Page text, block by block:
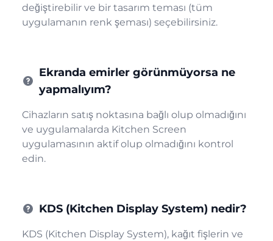
değiştirebilir ve bir tasarım teması (tüm
uygulamanın renk şeması) seçebilirsiniz.
Ekranda emirler görünmüyorsa ne
yapmalıyım?
Cihazların satış noktasına bağlı olup olmadığını
ve uygulamalarda Kitchen Screen
uygulamasının aktif olup olmadığını kontrol
edin.
KDS (Kitchen Display System) nedir?
KDS (Kitchen Display System), kağıt fişlerin ve